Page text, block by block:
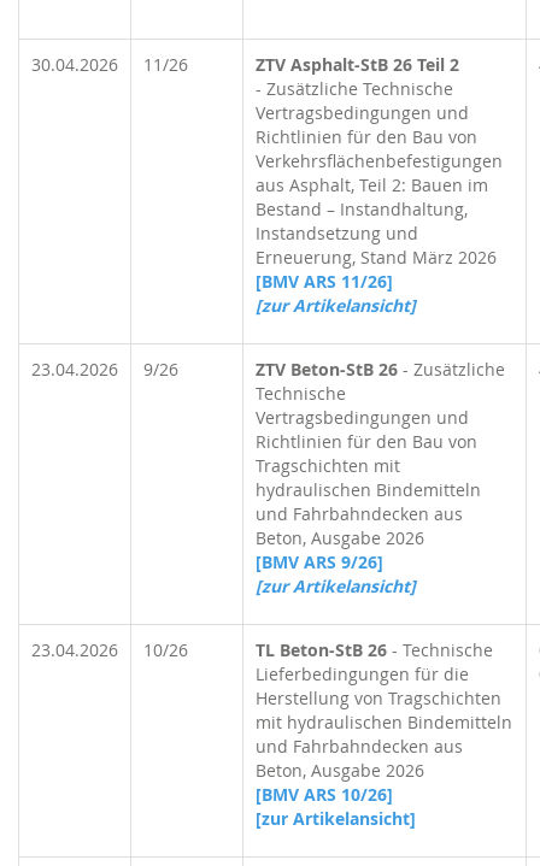
30.04.2026 11/26
ZTV Asphalt-StB 26 Teil 2
- Zusätzliche Technische
Vertragsbedingungen und
Richtlinien für den Bau von
Verkehrsflächenbefestigungen
aus Asphalt, Teil 2: Bauen im
Bestand – Instandhaltung,
Instandsetzung und
Erneuerung, Stand März 2026
[BMV ARS 11/26]
[zur Artikelansicht]
23.04.2026 9/26 ZTV Beton-StB 26 - Zusätzliche
Technische
Vertragsbedingungen und
Richtlinien für den Bau von
Tragschichten mit
hydraulischen Bindemitteln
und Fahrbahndecken aus
Beton, Ausgabe 2026
[BMV ARS 9/26]
[zur Artikelansicht]
23.04.2026 10/26 TL Beton-StB 26 - Technische
Lieferbedingungen für die
Herstellung von Tragschichten
mit hydraulischen Bindemitteln
und Fahrbahndecken aus
Beton, Ausgabe 2026
[BMV ARS 10/26]
[zur Artikelansicht]